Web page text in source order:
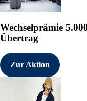
Wechselprämie
Übertrag
Zur Aktion